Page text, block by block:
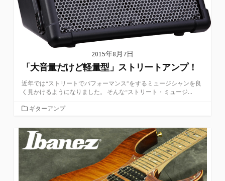
2015年8月7日
「大音量だけど軽量型」ストリートアンプ！
近年では“ストリートでパフォーマンス”をするミュージシャンを良
く見かけるようになりました。 そんな“ストリート・ミュージ...
カ
ゴ
リ
ー
ギターアンプ